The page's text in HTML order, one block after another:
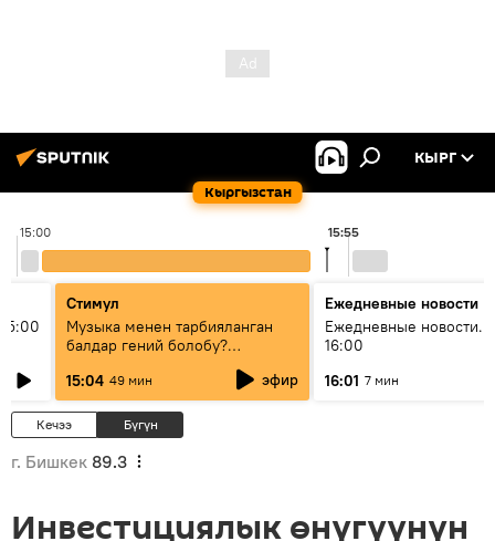
Кыргызстан
КЫРГ
15:00 15:55
Стимул
Музыка менен тарбияланган
балдар гений болобу?
Кыргыздын жашоосунда
музыканын орду
15:04 49 мин эфир
Ежедневные новости
Ежедневные новости.
16:00
16:01 7 мин
Кечээ Бүгүн
г. Бишкек 89.3
Инвестициялык өнүгүүнүн